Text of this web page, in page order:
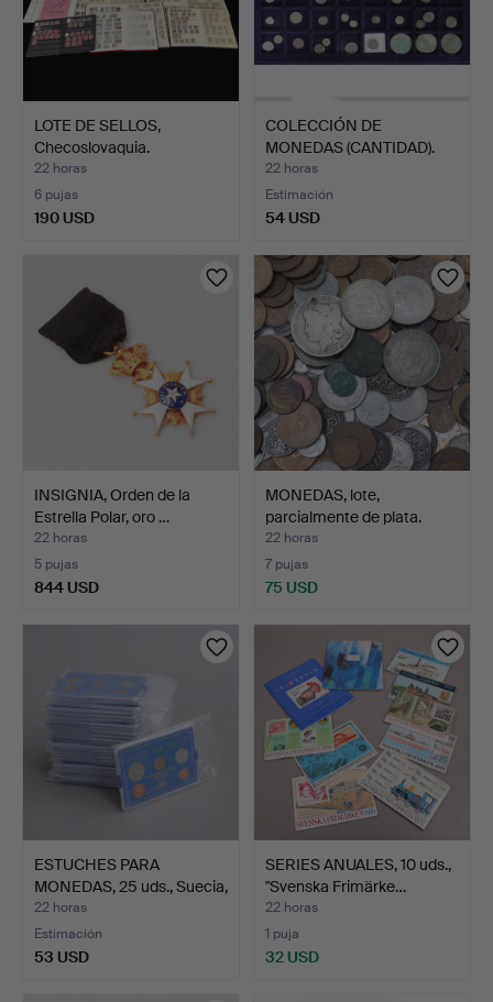
LOTE DE SELLOS,
Checoslovaquia.
Matasellad…
22 horas
6 pujas
190 USD
COLECCIÓN DE
MONEDAS (CANTIDAD).
22 horas
Estimación
54 USD
INSIGNIA, Orden de la
Estrella Polar, oro …
22 horas
5 pujas
844 USD
MONEDAS, lote,
parcialmente de plata.
22 horas
7 pujas
75 USD
ESTUCHES PARA
MONEDAS, 25 uds., Suecia,
19…
22 horas
Estimación
53 USD
SERIES ANUALES, 10 uds.,
"Svenska Frimärke…
22 horas
1 puja
32 USD